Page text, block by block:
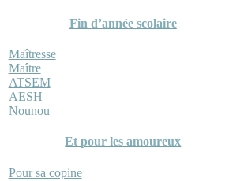
Fin d’année scolaire
Maîtresse
Maître
ATSEM
AESH
Nounou
Et pour les amoureux
Pour sa copine